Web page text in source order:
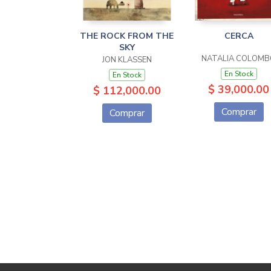
THE ROCK FROM THE
SKY
JON KLASSEN
En Stock
$ 112,000.00
Comprar
CERCA
NATALIA
En Stock
$ 39,000.00
Comprar